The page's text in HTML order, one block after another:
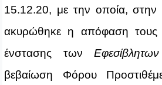
15.12.20, με την οποία,
ακυρώθηκε η απόφαση τους
ένστασης τωνΕφεσίβλητων
βεβαίωση Φόρου